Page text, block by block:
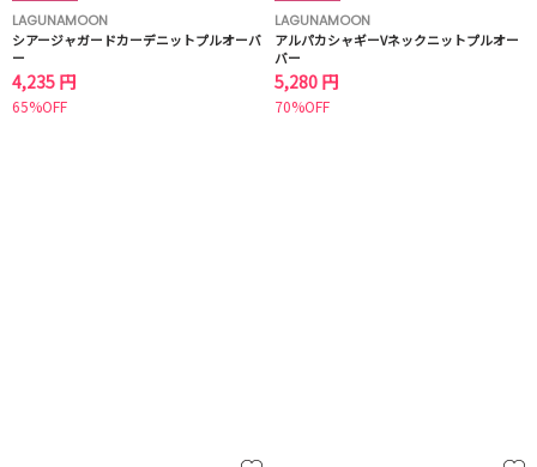
LAGUNAMOON
シアージャガードカーデニットプルオーバ
ー
4,235 円
65%OFF
LAGUNAMOON
アルパカシャギーVネックニットプルオー
バー
5,280 円
70%OFF